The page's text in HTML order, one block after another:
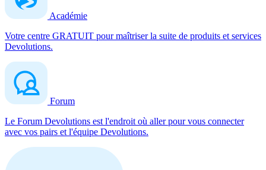
Académie
Votre centre GRATUIT pour maîtriser la suite de produits et services
Devolutions.
Forum
Le Forum Devolutions est l'endroit où aller pour vous connecter
avec vos pairs et l'équipe Devolutions.